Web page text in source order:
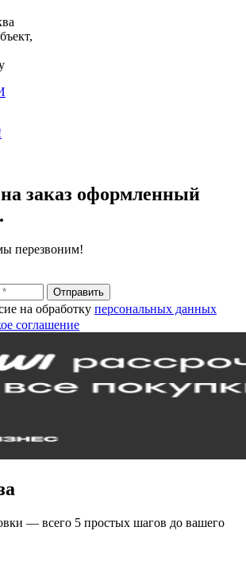
заказ оформленный
перезвоним!
Отправить
на обработку персональных данных
соглашение
— всего 5 простых шагов до вашего